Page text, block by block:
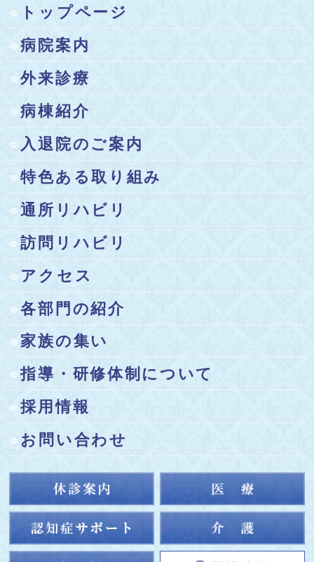
ご面会についての情報を更新いたしました。
2025.08.01
るようになりました。
2025.04.23
〜土曜日の予約外診療中止のお知らせ〜
これまで、土曜日は平日と同様に予約の無い方でも外
来診療をおこなってきましたが、令和７年4月より土曜日
の予約の無い方の外来診療をお受けできなくなりまし
た。
これは、土曜日来院の患者様が年々増加しており、予
約で来院されている患者様の診察時間の確保などでご迷
惑をお掛けしないよう、より安全で質の高い医療を患者
様に提供していくためのものです。
ご利用の皆さまにはご不便をおかけしますが、ご理解
ご協力の程、よろしく お願い申し上げます。
2024.02.19
2023.05.16
トップページ
病院案内
外来診療
病棟紹介
入退院のご案内
特色ある取り組み
通所リハビリ
訪問リハビリ
アクセス
各部門の紹介
家族の集い
指導・研修体制について
採用情報
お問い合わせ